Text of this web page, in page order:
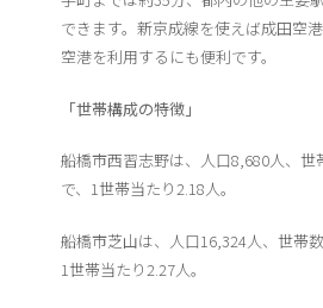
できます。新京成線を使えば成田空
空港を利用するにも便利です。
「世帯構成の特徴」
船橋市西習志野は、人口8,680人、世
で、1世帯当たり2.18人。
船橋市芝山は、人口16,324人、世帯数
1世帯当たり2.27人。